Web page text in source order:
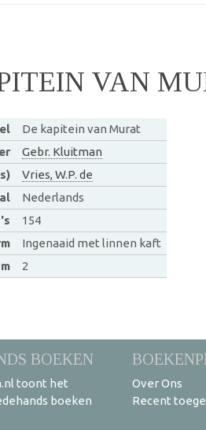
VAN
De kapitein van Murat
Gebr. Kluitman
Vries, W.P. de
Nederlands
154
Ingenaaid met linnen kaft
2
BOEKEN
toont het
boeken
Over Ons
Recent